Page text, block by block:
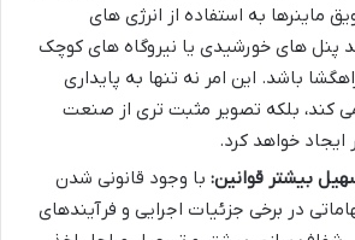
ماینرها به استفاده از انرژی های
پنل های خورشیدی یا نیروگاه های کوچک
باشد. این امر نه تنها به پایداری
کند، بلکه تصویر مثبت تری از صنعت
خواهد کرد.
بیشتر قوانین: با وجود قانونی شدن
در برخی جزئیات اجرایی و فرآیندهای